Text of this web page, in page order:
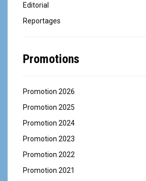
Editorial
Reportages
Promotions
Promotion 2026
Promotion 2025
Promotion 2024
Promotion 2023
Promotion 2022
Promotion 2021